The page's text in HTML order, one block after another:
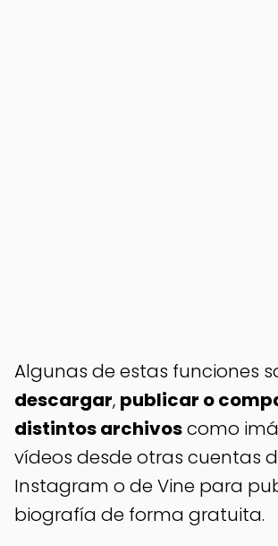
Algunas de estas funciones
descargar, publicar o
distintos archivoscomo
vídeos desde otras cuentas
Instagram o de Vine para
biografía de forma gratuita.